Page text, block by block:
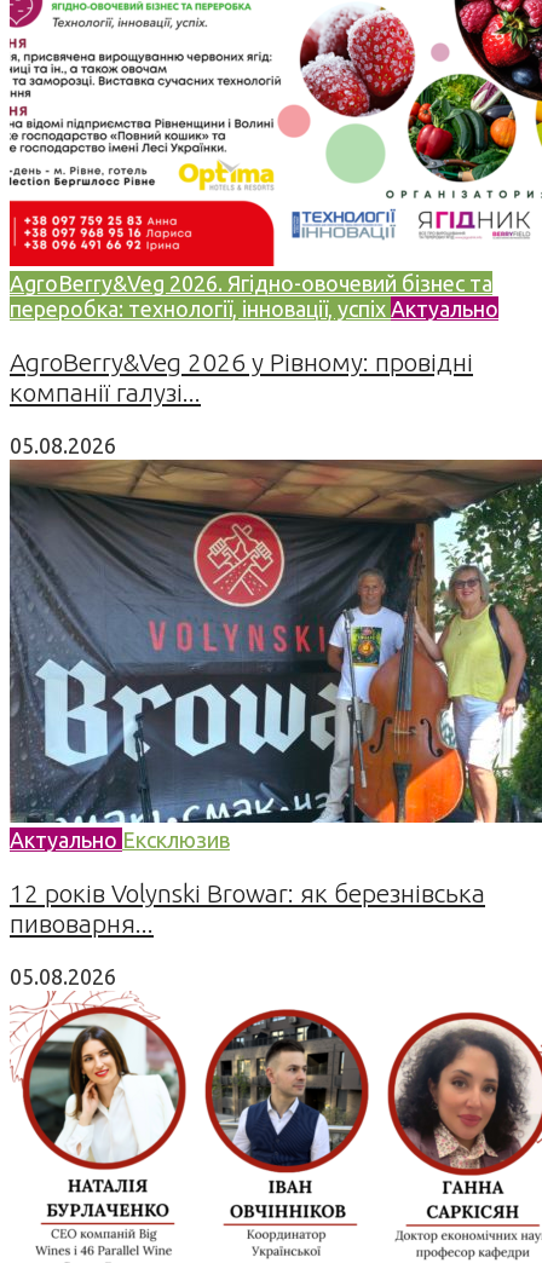
AgroBerry&Veg 2026. Ягідно-овочевий бізнес та
переробка: технології, інновації, успіх Актуально
AgroBerry&Veg 2026 у Рівному: провідні
компанії галузі...
05.08.2026
Актуально Ексклюзив
12 років Volynski Browar: як березнівська
пивоварня...
05.08.2026